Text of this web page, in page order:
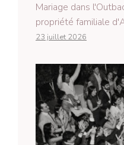
Mariage dans
propriété familiale
23 juillet 2026